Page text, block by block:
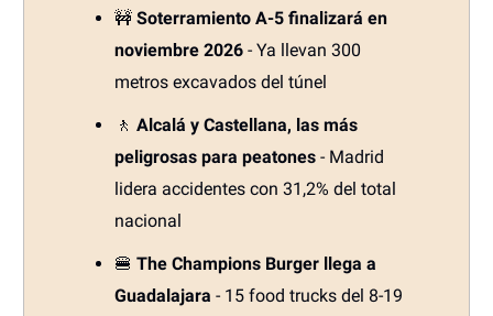
🚧 Soterramiento A-5 finalizará en
noviembre 2026 - Ya llevan 300
metros excavados del túnel
🚶 Alcalá y Castellana, las más
peligrosas para peatones - Madrid
lidera accidentes con 31,2% del total
nacional
🍔 The Champions Burger llega a
Guadalajara - 15 food trucks del 8-19